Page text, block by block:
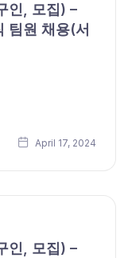
인, 모집) –
팀원 채용(서
April 17, 2024
인, 모집) –